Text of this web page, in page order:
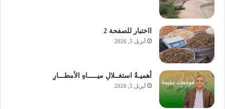
ااختبار للصفحة 2
أبريل 5, 2026
أهميـةُ استغــلالِ ميـــــاهِ الأمطـــارِ
أبريل 5, 2026